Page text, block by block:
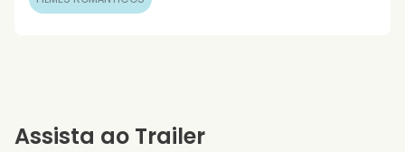
Assista ao Trailer